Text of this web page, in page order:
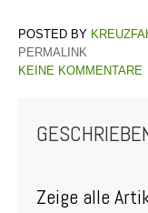
PERMALINK
KEINE KOMMENTARE
Zeige alle